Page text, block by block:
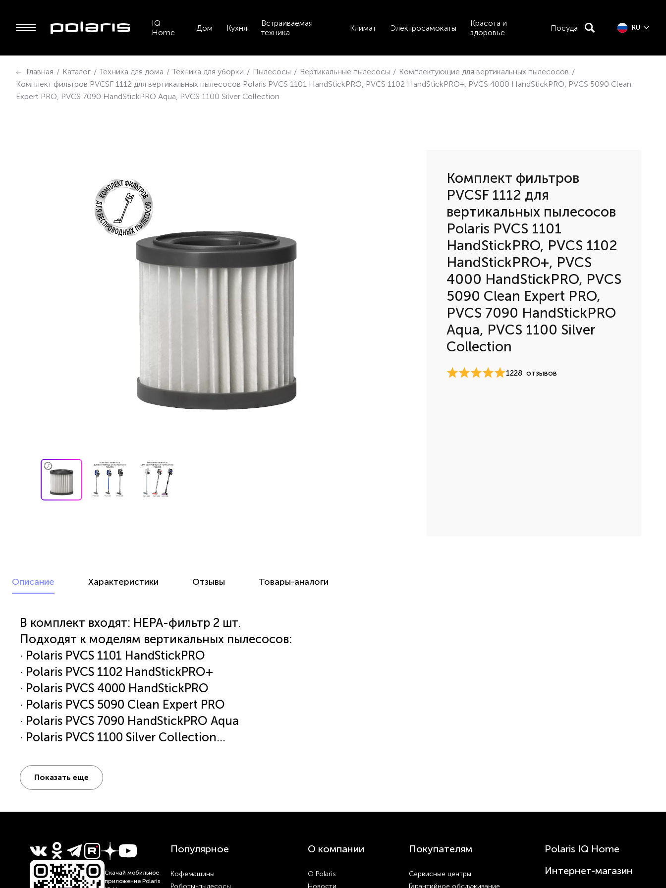
IQ
Home
Дом Кухня
Встраиваемая
техника
Климат Электросамокаты
Красота и
здоровье
Посуда RU
Главная / Каталог / Техника для дома / Техника для уборки / Пылесосы / Вертикальные пылесосы / Комплектующие для вертикальных пылесосов /
Комплект фильтров PVCSF 1112 для вертикальных пылесосов Polaris PVCS 1101 HandStickPRO, PVCS 1102 HandStickPRO+, PVCS 4000 HandStickPRO, PVCS 5090 Clean
Expert PRO, PVCS 7090 HandStickPRO Aqua, PVCS 1100 Silver Collection
Комплект фильтров
PVCSF 1112 для
вертикальных пылесосов
Polaris PVCS 1101
HandStickPRO, PVCS 1102
HandStickPRO+, PVCS
4000 HandStickPRO, PVCS
5090 Clean Expert PRO,
PVCS 7090 HandStickPRO
Aqua, PVCS 1100 Silver
Collection
1228 отзывов
Описание Характеристики Отзывы Товары-аналоги
В комплект входят: НЕРА-фильтр 2 шт.
Подходят к моделям вертикальных пылесосов:
· Polaris PVCS 1101 HandStickPRO
· Polaris PVCS 1102 HandStickPRO+
· Polaris PVCS 4000 HandStickPRO
· Polaris PVCS 5090 Clean Expert PRO
· Polaris PVCS 7090 HandStickPRO Aqua
· Polaris PVCS 1100 Silver Collection
интенсивности использования.
Увеличивает срок службы пылесоса.
Показать еще
Скачай мобильное
приложение Polaris
Популярное
Кофемашины
Роботы-пылесосы
О компании
О Polaris
Новости
Покупателям
Сервисные центры
Гарантийное обслуживание
Polaris IQ Home
Интернет-магазин